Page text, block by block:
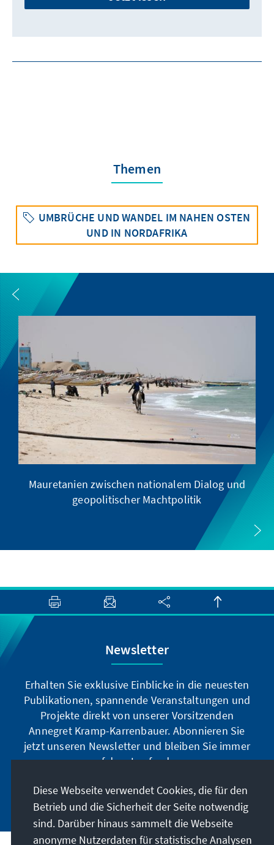
Themen
UMBRÜCHE UND WANDEL IM NAHEN OSTEN
UND IN NORDAFRIKA
Mauretanien zwischen nationalem Dialog und
geopolitischer Machtpolitik
Newsletter
Erhalten Sie exklusive Einblicke in die neuesten
Publikationen, spannende Veranstaltungen und
Projekte direkt von unserer Vorsitzenden
Annegret Kramp-Karrenbauer. Abonnieren Sie
jetzt unseren Newsletter und bleiben Sie immer
auf dem Laufenden.
Jetzt abonnieren
Diese Webseite verwendet Cookies, die für den
Betrieb und die Sicherheit der Seite notwendig
sind. Darüber hinaus sammelt die Webseite
anonyme Nutzerdaten für statistische Analysen